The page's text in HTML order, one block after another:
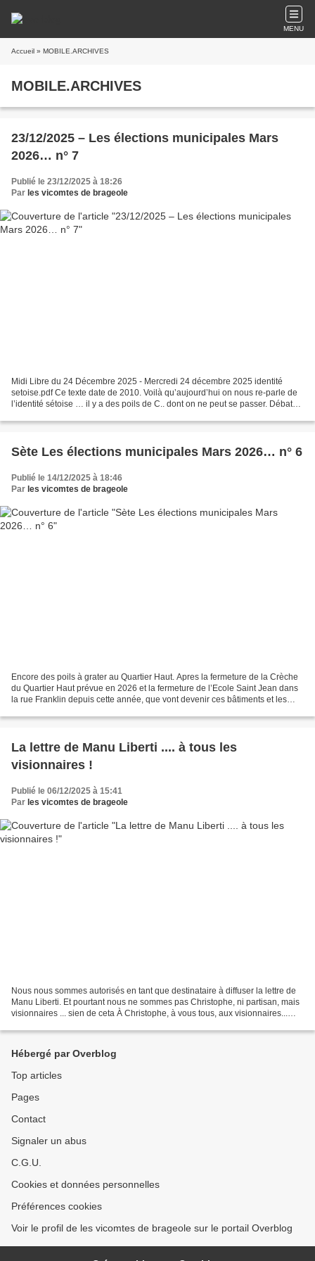
MENU
Accueil » MOBILE.ARCHIVES
MOBILE.ARCHIVES
23/12/2025 – Les élections municipales Mars
2026… n° 7
Publié le 23/12/2025 à 18:26
Par les vicomtes de brageole
Midi Libre du 24 Décembre 2025 - Mercredi 24 décembre 2025 identité
setoise.pdf Ce texte date de 2010. Voilà qu’aujourd’hui on nous re-parle de
l’identité sétoise … il y a des poils de C.. dont on ne peut se passer. Débat
Sète Les élections municipales Mars 2026… n° 6
Publié le 14/12/2025 à 18:46
Par les vicomtes de brageole
Encore des poils à grater au Quartier Haut. Apres la fermeture de la Crèche
du Quartier Haut prévue en 2026 et la fermeture de l’Ecole Saint Jean dans
la rue Franklin depuis cette année, que vont devenir ces bâtiments et les
La lettre de Manu Liberti .... à tous les
visionnaires !
Publié le 06/12/2025 à 15:41
Par les vicomtes de brageole
Nous nous sommes autorisés en tant que destinataire à diffuser la lettre de
Manu Liberti. Et pourtant nous ne sommes pas Christophe, ni partisan, mais
visionnaires ... sien de ceta À Christophe, à vous tous, aux visionnaires...
Hébergé par Overblog
Top articles
Pages
Contact
Signaler un abus
C.G.U.
Cookies et données personnelles
Préférences cookies
Voir le profil de les vicomtes de brageole sur le portail Overblog